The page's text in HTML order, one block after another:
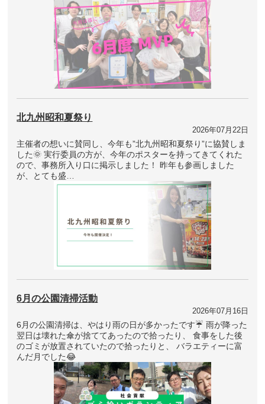
北九州昭和夏祭り
2026年07月22日
主催者の想いに賛同し、今年も”北九州昭和夏祭り”に協賛しま
した🌞 実行委員の方が、今年のポスターを持ってきてくれた
ので、事務所入り口に掲示しました！ 昨年も参画しました
が、とても盛…
6月の公園清掃活動
2026年07月16日
6月の公園清掃は、やはり雨の日が多かったです☔ 雨が降った
翌日は壊れた傘が捨ててあったので拾ったり、 食事をした後
のゴミが放置されていたので拾ったりと、 バラエティーに富
んだ月でした😂